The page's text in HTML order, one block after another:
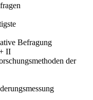
Befragung
II
der